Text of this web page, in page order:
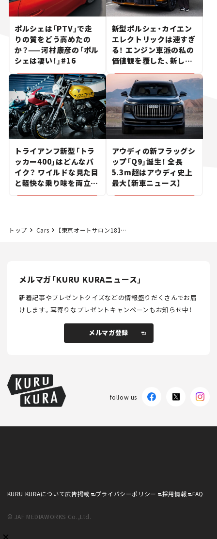
ポルシェは「PTV」で走
りの質をどう高めたの
か？——河村康彦の「ポル
シェは凄い！」#16
新型ポルシェ・カイエン
エレクトリックは速すぎ
る！ エンジン車派の私の
価値観を覆した、新しい
ポルシェの走り。
トライアンフ新型「トラ
ッカー400」はどんなバ
イク？ ワイルドな見た目
と軽快な乗り味を両立し
た400ccフラットトラッ
アウディの新フラッグシ
ップ「Q9」誕生！ 全長
5.3m超はアウディ史上
最大【新車ニュース】
トップ Cars 【東京オートサロン18】デートカーからスポーツカーまで。ホンダ&無限&ホンダアクセス
メルマガ「KURU KURAニュース」
新着記事やプレゼントクイズなどの情報盛りだくさんでお届
けします。耳寄りなプレゼントキャンペーンもお知らせ中！
メルマガ登録
follow us
KURU KURAについて広告掲載 プライバシーポリシー 採用情報 FAQ
© JAF MEDIAWORKS Co.,Ltd.